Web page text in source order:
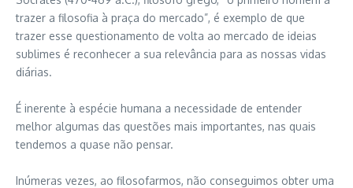
trazer a filosofia à praça do mercado”, é exemplo de que
trazer esse questionamento de volta ao mercado de ideias
sublimes é reconhecer a sua relevância para as nossas vidas
diárias.
É inerente à espécie humana a necessidade de entender
melhor algumas das questões mais importantes, nas quais
tendemos a quase não pensar.
Inúmeras vezes, ao filosofarmos, não conseguimos obter uma